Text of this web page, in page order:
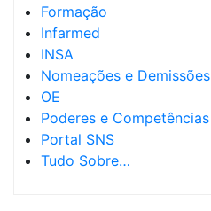
Formação
Infarmed
INSA
Nomeações e Demissões
OE
Poderes e Competências
Portal SNS
Tudo Sobre…